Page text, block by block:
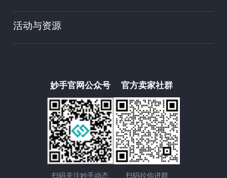
活动与资源
妙手官网公众号
扫码关注妙手动态
官方卖家社群
扫码拉你进群